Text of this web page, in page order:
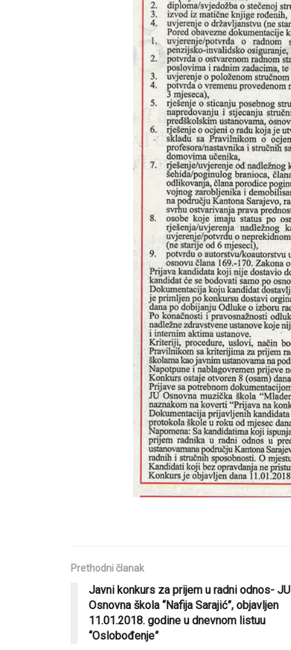
Prethodni članak
Javni konkurs za prijem u radni odnos- JU
Osnovna škola “Nafija Sarajić”, objavljen
11.01.2018. godine u dnevnom listuu
“Oslobođenje”